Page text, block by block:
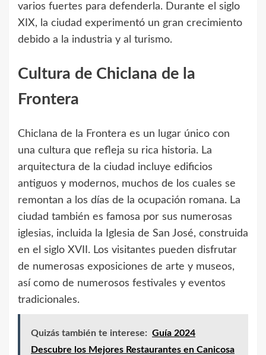
varios fuertes para defenderla. Durante el siglo
XIX, la ciudad experimentó un gran crecimiento
debido a la industria y al turismo.
Cultura de Chiclana de la
Frontera
Chiclana de la Frontera es un lugar único con
una cultura que refleja su rica historia. La
arquitectura de la ciudad incluye edificios
antiguos y modernos, muchos de los cuales se
remontan a los días de la ocupación romana. La
ciudad también es famosa por sus numerosas
iglesias, incluida la Iglesia de San José, construida
en el siglo XVII. Los visitantes pueden disfrutar
de numerosas exposiciones de arte y museos,
así como de numerosos festivales y eventos
tradicionales.
Quizás también te interese: Guía 2024
Descubre los Mejores Restaurantes en Canicosa